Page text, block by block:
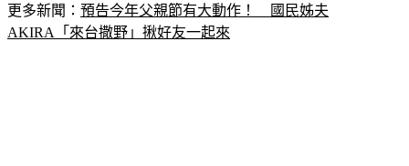
AKIRA「來台撒野」揪好友一起來